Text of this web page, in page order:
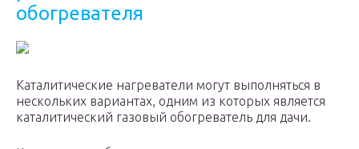
обогревателя
Каталитические нагреватели могут выполняться в
нескольких вариантах, одним из которых является
каталитический газовый обогреватель для дачи.